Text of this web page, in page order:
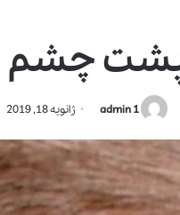
چشم
admin 1 ژانویه 18, 2019